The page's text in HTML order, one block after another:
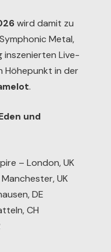
wird damit zu
Metal,
inszenierten Live-
Höhepunkt in der
.
und
– London, UK
UK
DE
CH